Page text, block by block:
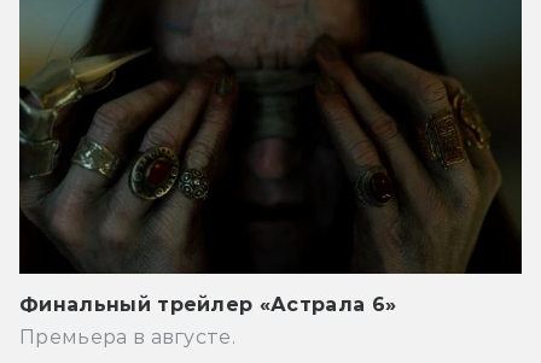
Финальный трейлер «Астрала 6»
Премьера в августе.